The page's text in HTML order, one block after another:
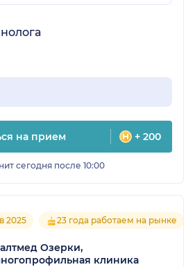
на прием + 200
сегодня после 10:00
2025 23 года работаем на рынке
Озерки,
клиника